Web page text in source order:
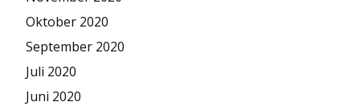
Oktober 2020
September 2020
Juli 2020
Juni 2020